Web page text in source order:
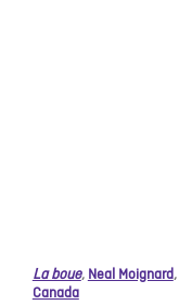
La boue, Neal Moignard,
Canada